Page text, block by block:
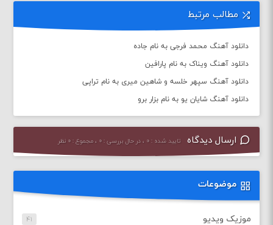
مطالب مرتبط
دانلود آهنگ محمد فرجی به نام جاده
دانلود آهنگ ویناک به نام پارافین
دانلود آهنگ سپهر خلسه و شاهین میری به نام تراپی
دانلود آهنگ شایان یو به نام بزار برو
ارسال دیدگاه تایید شده : ۰ ، در حال بررسی : ۰ ، مجموع : ۰ نظر
موضوعات
موزیک ویدیو ۴۱